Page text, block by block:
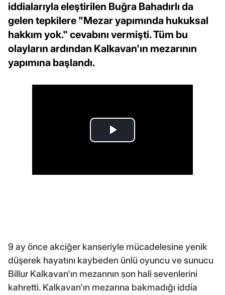
iddialarıyla eleştirilen Buğra Bahadırlı da
gelen tepkilere "Mezar yapımında hukuksal
hakkım yok." cevabını vermişti. Tüm bu
olayların ardından Kalkavan'ın mezarının
yapımına başlandı.
9 ay önce akciğer kanseriyle mücadelesine yenik
düşerek hayatını kaybeden ünlü oyuncu ve sunucu
Billur Kalkavan'ın mezarının son hali sevenlerini
kahretti. Kalkavan'ın mezarına bakmadığı iddia